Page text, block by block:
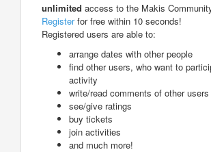
unlimited access to the Makis
Registerfor free within 10 seconds!
Registered users are able to:
arrange dates with other people
find other users, who want to
activity
write/read comments of other users
see/give ratings
buy tickets
join activities
and much more!